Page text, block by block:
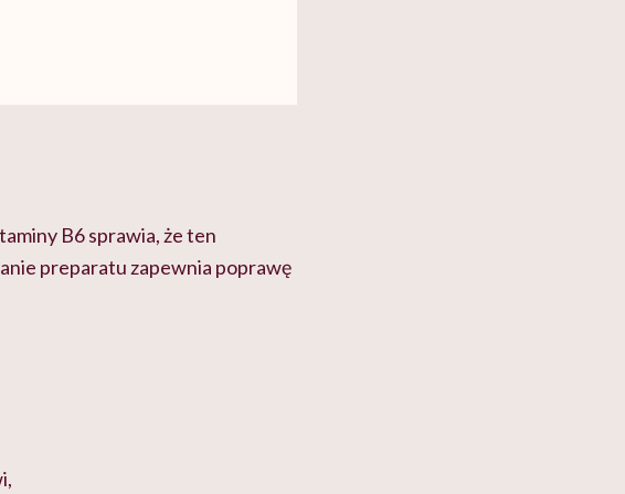
B6 sprawia, że ten
preparatu zapewnia poprawę